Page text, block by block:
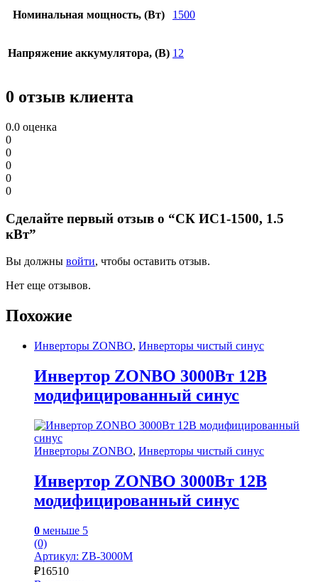
Номинальная мощность, (Вт) 1500
Напряжение аккумулятора, (В) 12
0 отзыв клиента
0.0 оценка
0
0
0
0
0
Сделайте первый отзыв о “СК ИС1-1500, 1.5
кВт”
Вы должны войти, чтобы оставить отзыв.
Нет еще отзывов.
Похожие
Инверторы ZONBO, Инверторы чистый синус
Инвертор ZONBO 3000Вт 12В
модифицированный синус
Инверторы ZONBO, Инверторы чистый синус
Инвертор ZONBO 3000Вт 12В
модифицированный синус
0 меньше 5
(0)
Артикул: ZB-3000M
₽16510